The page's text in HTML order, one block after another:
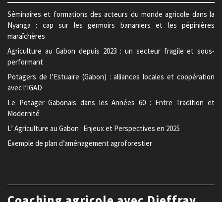
Séminaires et formations des acteurs du monde agricole dans la
Nyanga : cap sur les germoirs bananiers et les pépinières
maraîchères
Agriculture au Gabon depuis 2023 : un secteur fragile et sous-
performant
Potagers de l’Estuaire (Gabon) : alliances locales et coopération
avec l’IGAD
Le Potager Gabonais dans les Années 60 : Entre Tradition et
Modernité
L’ Agriculture au Gabon : Enjeux et Perspectives en 2025
Exemple de plan d’aménagement agroforestier